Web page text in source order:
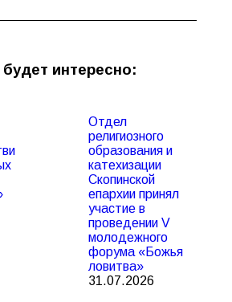
интересно:
Отдел
религиозного
образования и
катехизации
Скопинской
епархии принял
участие в
проведении V
молодежного
форума «Божья
ловитва»
31.07.2026